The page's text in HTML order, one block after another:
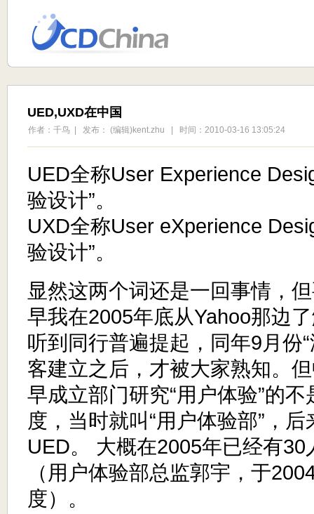
UED,UXD在中国
作者：千鸟 | 发布： (编辑)kent.zhu | 时间：2010-03-16 13:05:24
UED全称User Experience
验设计”。
UXD全称User eXperience
验设计”。
显然这两个词还是一回事情，
早我在2005年底从Yahoo那边
听到同行普遍提起，同年9月份
客建立之后，才被大家熟知。
早成立部门研究“用户体验”的
度，当时就叫“用户体验部”，
UED。 大概在2005年已经有
（用户体验部总监郭宇，于
度）。